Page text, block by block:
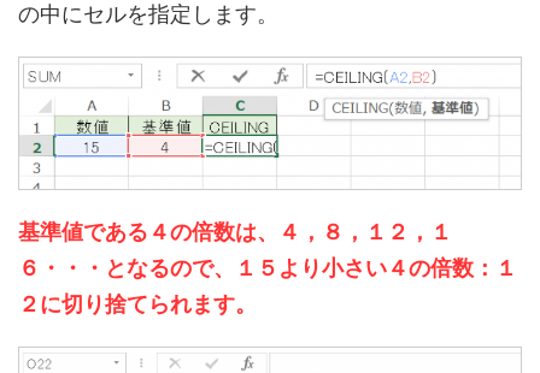
の中にセルを指定します。
基準値である ４の倍数は、４，８，１２，１
６・・・となるので、１５より小さい４の倍数：１
２に切り捨てられます。